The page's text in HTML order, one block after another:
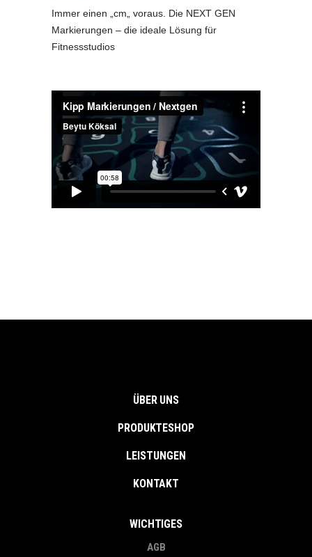
Immer einen „cm„ voraus. Die NEXT GEN
Markierungen – die ideale Lösung für
Fitnessstudios
ÜBER UNS
PRODUKTESHOP
LEISTUNGEN
KONTAKT
WICHTIGES
AGB